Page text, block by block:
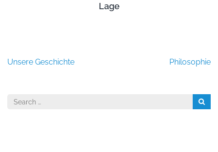
Lage
Beitragsnavigation
Unsere Geschichte Philosophie
Search